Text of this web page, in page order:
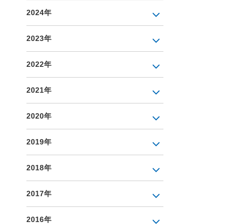
2024年
2023年
2022年
2021年
2020年
2019年
2018年
2017年
2016年